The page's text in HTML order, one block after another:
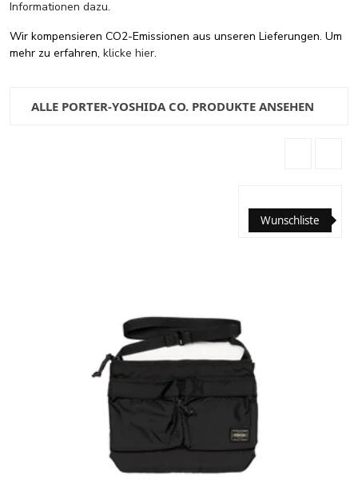
Informationen dazu.
Wir kompensieren CO2-Emissionen aus unseren Lieferungen. Um
mehr zu erfahren, klicke hier.
ALLE PORTER-YOSHIDA CO. PRODUKTE ANSEHEN
Wunschliste